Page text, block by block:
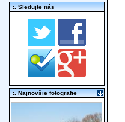
:. Sledujte nás
:. Najnovšie fotografie